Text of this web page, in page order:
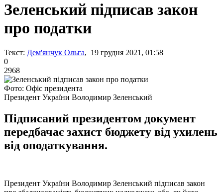
Зеленський підписав закон
про податки
Текст: Дем'янчук Ольга, 19 грудня 2021, 01:58
0
2968
Фото: Офіс президента
Президент України Володимир Зеленський
Підписаний президентом документ
передбачає захист бюджету від ухилень
від оподаткування.
Президент України Володимир Зеленський підписав закон